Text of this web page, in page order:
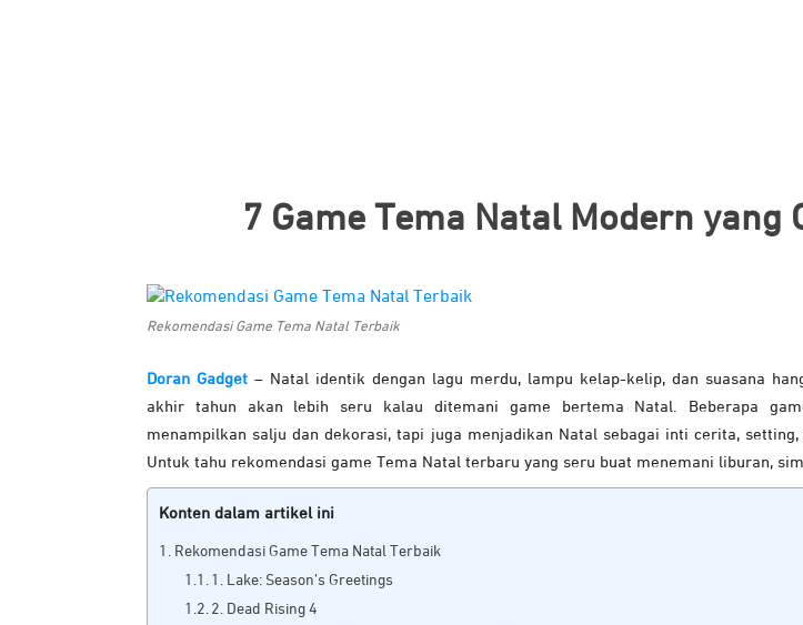
7 Game Tema Natal Modern
Rekomendasi Game Tema Natal Terbaik
Doran Gadget– Natal identik dengan lagu merdu, lampu kelap-kelip, dan suasana
akhir tahun akan lebih seru kalau ditemani game bertema Natal. Beberapa
menampilkan salju dan dekorasi, tapi juga menjadikan Natal sebagai inti cerita,
Untuk tahu rekomendasi game Tema Natal terbaru yang seru buat menemani liburan,
Konten dalam artikel ini
Rekomendasi Game Tema Natal Terbaik
1. Lake: Season’s Greetings
2. Dead Rising 4